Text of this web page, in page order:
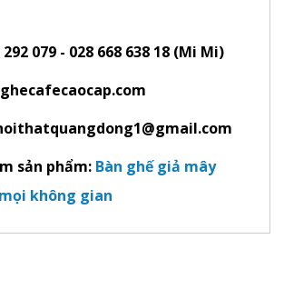
079 - 028 668 638 18 (Mi Mi)
sản phẩm: Bàn ghế giả mây
không gian